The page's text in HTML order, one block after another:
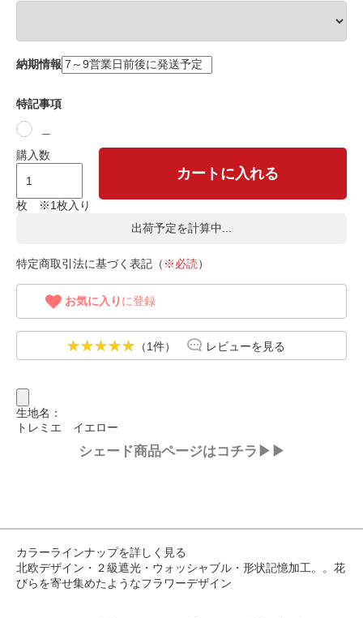
納期情報
特記事項
購入数
枚 ※1枚入り
カートに入れる
出荷予定を計算中...
特定商取引法に基づく表記（ ※必読）
お気に入り に登録
（1件） レビューを見る
生地名：
トレミエ イエロー
シェード商品ページはコチラ▶▶
カラーラインナップを詳しく見る
北欧デザイン・２級遮光・ウォッシャブル・形状記憶加工。。花
びらを寄せ集めたようなフラワーデザイン